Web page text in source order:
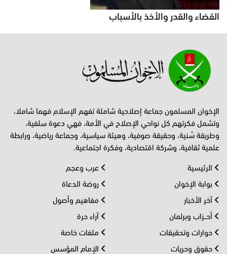
القضاء والقدر والأخذ بالأسباب
الإخوان المسلمون جماعة إصلاحية شاملة تفهم الإسلام فهما شاملا،
وتشمل فكرتهم كل نواحي الإصلاح في الأمة، فهي دعوة سلفية،
وطريقة سُنية، وحقيقة صوفية، وهيئة سياسية، وجماعة رياضية، ورابطة
علمية ثقافية، وشركة اقتصادية، وفكرة اجتماعية.
الرئيسية
بوابة الإخوان
آخر الأخبار
أحــزاب وبرلمان
حوارات وتحقيقات
حقوق وحريات
عرب وعجم
روضة الدعاة
مفاهيم وأصول
آراء حرة
ملفات خاصة
الإمام المؤسس